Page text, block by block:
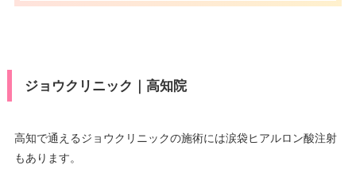
ジョウクリニック｜高知院
高知で通えるジョウクリニックの施術には涙袋ヒアルロン酸注射
もあります。